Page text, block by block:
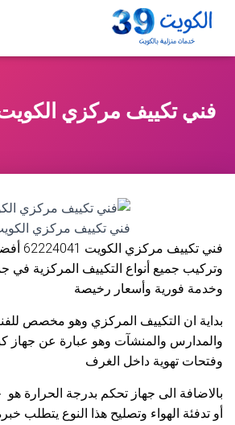
فني تكييف مركزي الكويت
فني تكييف مركزي
فني
وتركيب جميع أنواع التكييف المركزية في
وخدمة فورية وأسعار رخيصة
بداية ان التكييف المركزي وهو مخصص
والمدارس والمنشآت وهو عبارة عن جهاز
وفتحات تهوية داخل الغرف
بالاضافة الى جهاز تحكم بدرجة الحرارة
أو تدفئة الهواء وتصليح هذا النوع يتطلب